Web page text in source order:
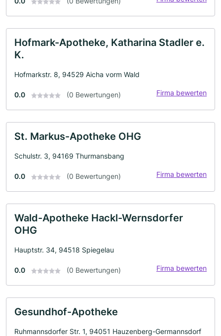
Hofmark-Apotheke, Katharina Stadler e.
K.
Hofmarkstr. 8, 94529 Aicha vorm Wald
0.0 (0 Bewertungen) Firma bewerten
St. Markus-Apotheke OHG
Schulstr. 3, 94169 Thurmansbang
0.0 (0 Bewertungen) Firma bewerten
Wald-Apotheke Hackl-Wernsdorfer
OHG
Hauptstr. 34, 94518 Spiegelau
0.0 (0 Bewertungen) Firma bewerten
Gesundhof-Apotheke
Ruhmannsdorfer Str. 1, 94051 Hauzenberg-Germannsdorf